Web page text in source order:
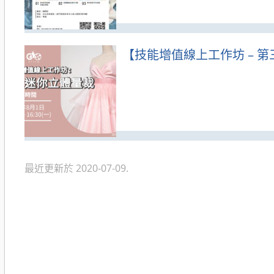
【技能增值線上工作坊 – 第
最近更新於 2020-07-09.